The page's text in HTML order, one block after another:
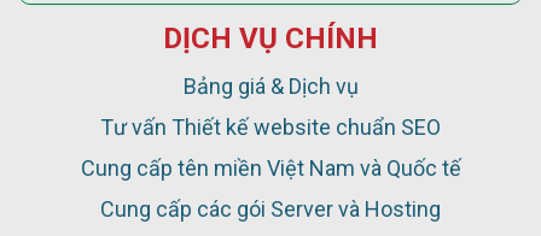
DỊCH VỤ CHÍNH
Bảng giá & Dịch vụ
Tư vấn Thiết kế website chuẩn SEO
Cung cấp tên miền Việt Nam và Quốc tế
Cung cấp các gói Server và Hosting